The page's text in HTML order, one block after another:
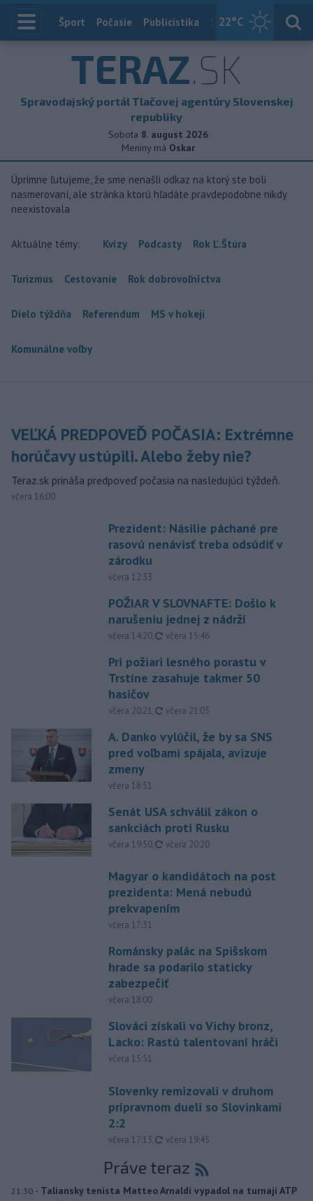
22°C
Index
Šport Počasie Publicistika Slovensko
TERAZ.SK
Spravodajský portál Tlačovej agentúry Slovenskej
republiky
Sobota 8. august 2026
Meniny má Oskar
Úprimne ľutujeme, že sme nenašli odkaz na ktorý ste boli
nasmerovaní, ale stránka ktorú hľadáte pravdepodobne nikdy
neexistovala
Aktuálne témy: Kvízy Podcasty Rok Ľ.Štúra
Turizmus Cestovanie Rok dobrovoľníctva
Dielo týždňa Referendum MS v hokeji
Komunálne voľby
VEĽKÁ PREDPOVEĎ POČASIA: Extrémne
horúčavy ustúpili. Alebo žeby nie?
Teraz.sk prináša predpoveď počasia na nasledujúci týždeň.
včera 16:00
Prezident: Násilie páchané pre
rasovú nenávisť treba odsúdiť v
zárodku
včera 12:33
POŽIAR V SLOVNAFTE: Došlo k
narušeniu jednej z nádrží
včera 14:20, aktualizované
včera 15:46
Pri požiari lesného porastu v
Trstíne zasahuje takmer 50
hasičov
včera 20:21, aktualizované
včera 21:05
A. Danko vylúčil, že by sa SNS
pred voľbami spájala, avizuje
zmeny
včera 18:51
Senát USA schválil zákon o
sankciách proti Rusku
včera 19:50, aktualizované
včera 20:20
Magyar o kandidátoch na post
prezidenta: Mená nebudú
prekvapením
včera 17:31
Románsky palác na Spišskom
hrade sa podarilo staticky
zabezpečiť
včera 18:00
Slováci získali vo Vichy bronz,
Lacko: Rastú talentovaní hráči
včera 15:51
Slovenky remizovali v druhom
prípravnom dueli so Slovinkami
2:2
včera 17:13, aktualizované
včera 19:45
Práve teraz
21:30 - Taliansky tenista Matteo Arnaldi vypadol na turnaji ATP